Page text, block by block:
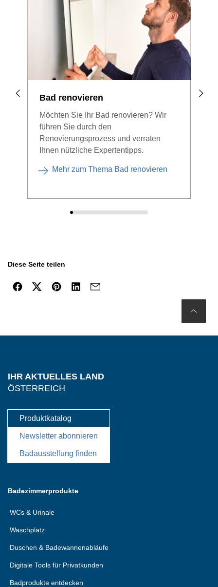
Bad renovieren
Möchten Sie Ihr Bad renovieren? Wir
führen Sie durch den
Renovierungsprozess und verraten
Ihnen nützliche Expertentipps.
Mehr zum Thema Bad renovieren
Diese Seite teilen
IHR AKTUELLES LAND
ÖSTERREICH
Produktkatalog
Newsletter abonnieren
Badausstellung finden
Badezimmerprodukte
WCs & Urinale
Waschplatz
Duschen & Badewannenabläufe
Digitale Tools für Privatkunden
Badprodukte entdecken